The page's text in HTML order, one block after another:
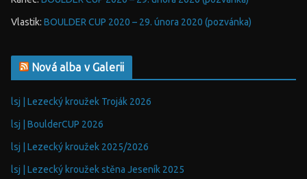
Vlastik: BOULDER CUP 2020 – 29. února 2020 (pozvánka)
Nová alba v Galerii
lsj | Lezecký kroužek Troják 2026
lsj | BoulderCUP 2026
lsj | Lezecký kroužek 2025/2026
lsj | Lezecký kroužek stěna Jeseník 2025